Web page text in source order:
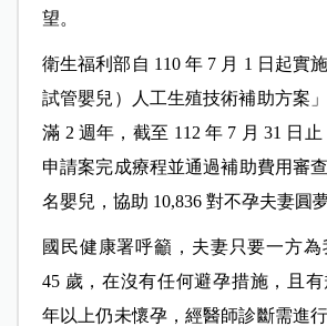
望。
衛生福利部自 110 年 7 月 1 日起實
試管嬰兒）人工生殖技術補助方案
滿 2 週年，截至 112 年 7 月 31 日
申請案完成療程並通過補助費用審
名嬰兒，協助 10,836 對不孕夫妻圓夢
國民健康署呼籲，夫妻只要一方
45 歲，在沒有任何避孕措施，且
年以上仍未懷孕，經醫師診斷需進